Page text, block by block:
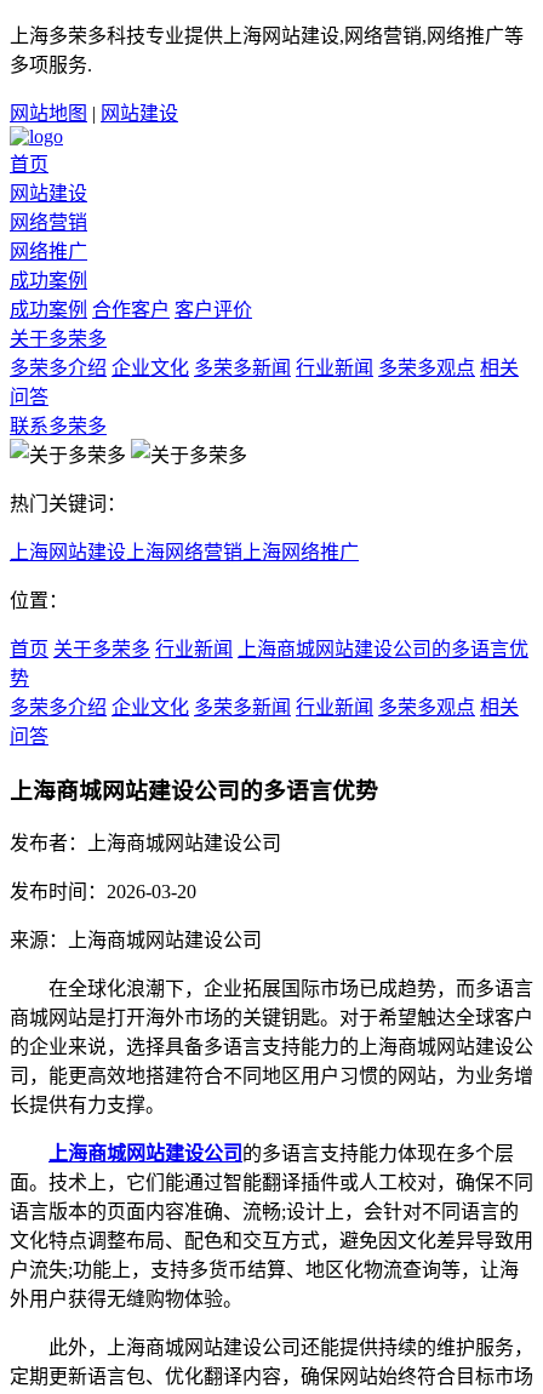
上海多荣多科技专业提供上海网站建设,网络营销,网络推广等
多项服务.
网站地图 | 网站建设
首页
网站建设
网络营销
网络推广
成功案例
成功案例 合作客户 客户评价
关于多荣多
多荣多介绍 企业文化 多荣多新闻 行业新闻 多荣多观点 相关
问答
联系多荣多
热门关键词：
上海网站建设 上海网络营销 上海网络推广
位置：
首页 关于多荣多 行业新闻
上海商城网站建设公司的多语言优
势
多荣多介绍 企业文化 多荣多新闻 行业新闻 多荣多观点 相关
问答
上海商城网站建设公司的多语言优势
发布者：上海商城网站建设公司
发布时间：2026-03-20
来源：上海商城网站建设公司
在全球化浪潮下，企业拓展国际市场已成趋势，而多语言
商城网站是打开海外市场的关键钥匙。对于希望触达全球客户
的企业来说，选择具备多语言支持能力的上海商城网站建设公
司，能更高效地搭建符合不同地区用户习惯的网站，为业务增
长提供有力支撑。
上海商城网站建设公司 的多语言支持能力体现在多个层
面。技术上，它们能通过智能翻译插件或人工校对，确保不同
语言版本的页面内容准确、流畅;设计上，会针对不同语言的
文化特点调整布局、配色和交互方式，避免因文化差异导致用
户流失;功能上，支持多货币结算、地区化物流查询等，让海
外用户获得无缝购物体验。
此外，上海商城网站建设公司还能提供持续的维护服务，
定期更新语言包、优化翻译内容，确保网站始终符合目标市场